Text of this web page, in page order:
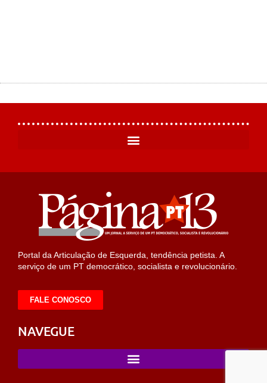
Portal da Articulação de Esquerda, tendência petista. A
serviço de um PT democrático, socialista e revolucionário.
FALE CONOSCO
NAVEGUE